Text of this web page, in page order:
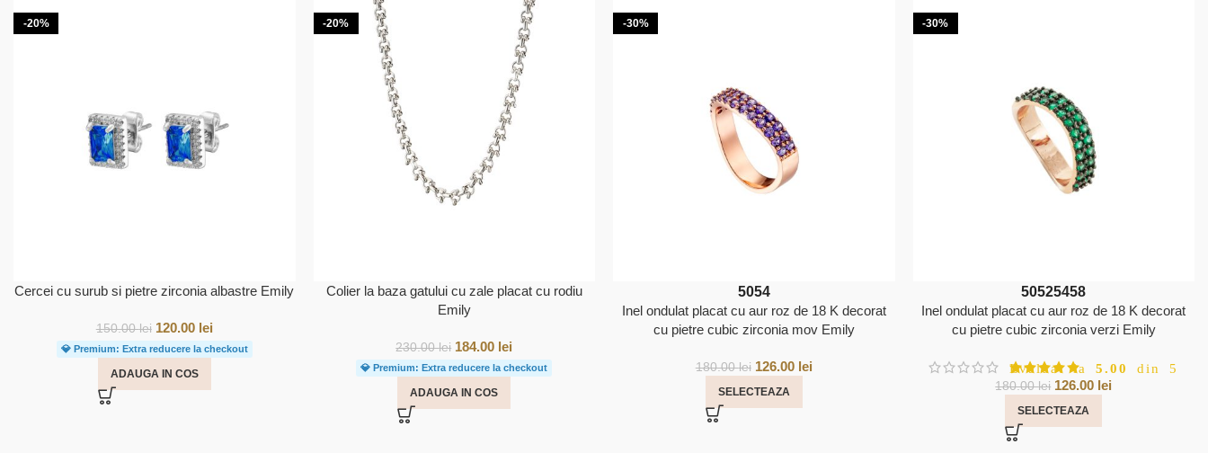
-20%
Cercei cu surub si pietre zirconia albastre Emily
150.00lei 120.00 lei
💎 Premium: Extra reducere la checkout
ADAUGA IN COS
-20%
Colier la baza gatului cu zale placat cu rodiu
Emily
230.00lei 184.00 lei
💎 Premium: Extra reducere la checkout
ADAUGA IN COS
-30%
5054
Inel ondulat placat cu aur roz de 18 K decorat
cu pietre cubic zirconia mov Emily
180.00lei 126.00 lei
SELECTEAZA
-30%
50525458
Inel ondulat placat cu aur roz de 18 K decorat
cu pietre cubic zirconia verzi Emily
Evaluat la5.00
din 5
180.00lei 126.00 lei
SELECTEAZA